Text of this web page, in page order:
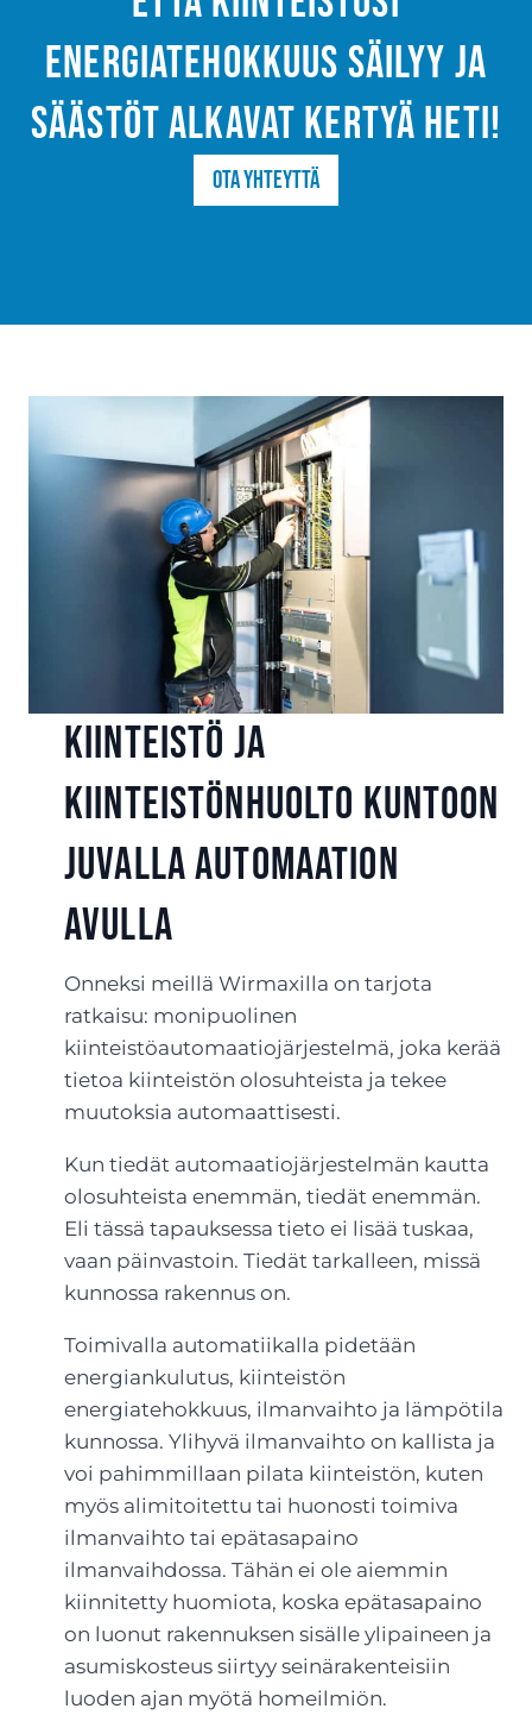
energiatehokkuus säilyy ja
säästöt alkavat kertyä heti!
Ota yhteyttä
Kiinteistö ja
kiinteistönhuolto kuntoon
Juvalla automaation
avulla
Onneksi meillä Wirmaxilla on tarjota
ratkaisu: monipuolinen
kiinteistöautomaatiojärjestelmä, joka kerää
tietoa kiinteistön olosuhteista ja tekee
muutoksia automaattisesti.
Kun tiedät automaatiojärjestelmän kautta
olosuhteista enemmän, tiedät enemmän.
Eli tässä tapauksessa tieto ei lisää tuskaa,
vaan päinvastoin. Tiedät tarkalleen, missä
kunnossa rakennus on.
Toimivalla automatiikalla pidetään
energiankulutus, kiinteistön
energiatehokkuus, ilmanvaihto ja lämpötila
kunnossa. Ylihyvä ilmanvaihto on kallista ja
voi pahimmillaan pilata kiinteistön, kuten
myös alimitoitettu tai huonosti toimiva
ilmanvaihto tai epätasapaino
ilmanvaihdossa. Tähän ei ole aiemmin
kiinnitetty huomiota, koska epätasapaino
on luonut rakennuksen sisälle ylipaineen ja
asumiskosteus siirtyy seinärakenteisiin
luoden ajan myötä homeilmiön.